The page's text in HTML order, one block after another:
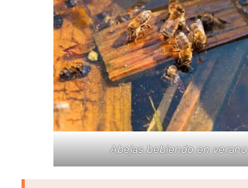
Abejas bebiendo en verano